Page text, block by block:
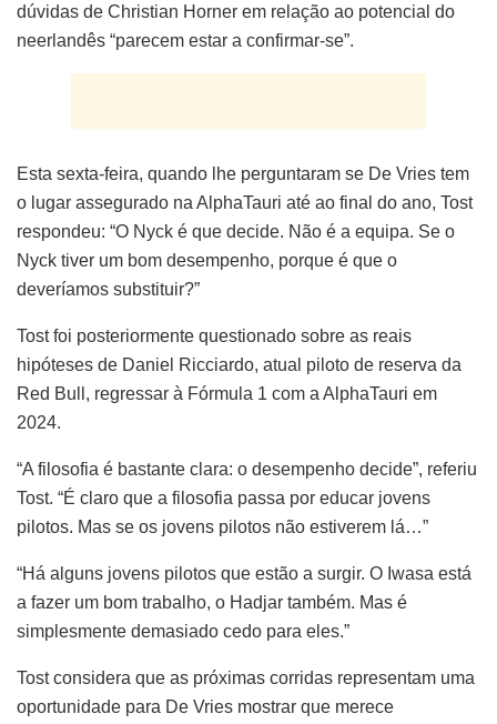
dúvidas de Christian Horner em relação ao potencial do
neerlandês “parecem estar a confirmar-se”.
Esta sexta-feira, quando lhe perguntaram se De Vries tem
o lugar assegurado na AlphaTauri até ao final do ano, Tost
respondeu: “O Nyck é que decide. Não é a equipa. Se o
Nyck tiver um bom desempenho, porque é que o
deveríamos substituir?”
Tost foi posteriormente questionado sobre as reais
hipóteses de Daniel Ricciardo, atual piloto de reserva da
Red Bull, regressar à Fórmula 1 com a AlphaTauri em
2024.
“A filosofia é bastante clara: o desempenho decide”, referiu
Tost. “É claro que a filosofia passa por educar jovens
pilotos. Mas se os jovens pilotos não estiverem lá…”
“Há alguns jovens pilotos que estão a surgir. O Iwasa está
a fazer um bom trabalho, o Hadjar também. Mas é
simplesmente demasiado cedo para eles.”
Tost considera que as próximas corridas representam uma
oportunidade para De Vries mostrar que merece